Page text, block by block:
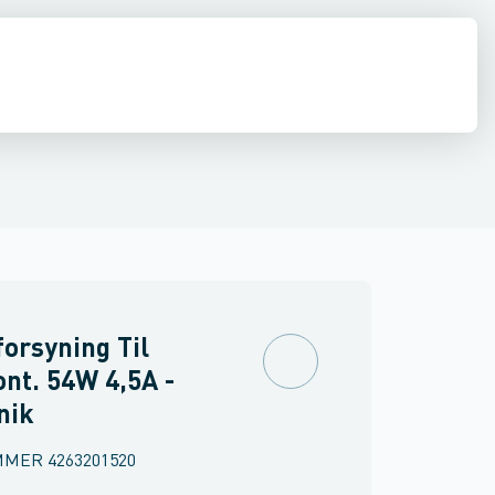
materiel
Til
54W 4,5A -
4263201520